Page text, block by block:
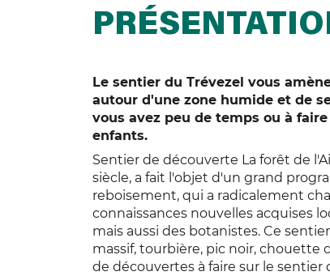
Le sentier du Trévezel vous
autour d'une zone humide et de
vous avez peu de temps ou à
enfants.
Sentier de découverte La forêt de
siècle, a fait l'objet d'un grand
reboisement, qui a radicalement
connaissances nouvelles acquises
mais aussi des botanistes. Ce
massif, tourbière, pic noir, chouette
de découvertes à faire sur le